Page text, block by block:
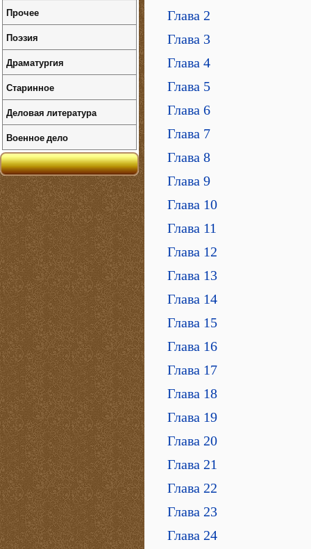
Глава 2
Глава 3
Глава 4
Глава 5
Глава 6
Глава 7
Глава 8
Глава 9
Глава 10
Глава 11
Глава 12
Глава 13
Глава 14
Глава 15
Глава 16
Глава 17
Глава 18
Глава 19
Глава 20
Глава 21
Глава 22
Глава 23
Глава 24
Прочее
Поэзия
Драматургия
Старинное
Деловая литература
Военное дело